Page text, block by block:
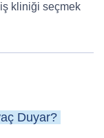
kliniği seçmek
Duyar?